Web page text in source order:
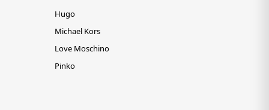
Hugo
Michael Kors
Love Moschino
Pinko